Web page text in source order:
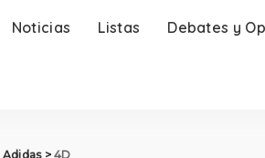
Noticias Listas Debates y
Adidas>4D